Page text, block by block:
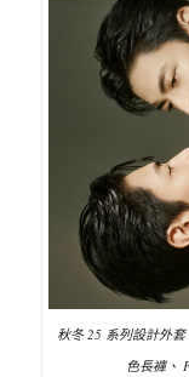
秋冬 25 系列設計外
色長褲、